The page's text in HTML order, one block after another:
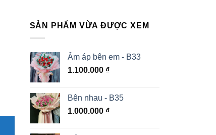
SẢN PHẨM VỪA ĐƯỢC XEM
Âm áp bên em - B33
1.100.000 ₫
Bên nhau - B35
1.000.000 ₫